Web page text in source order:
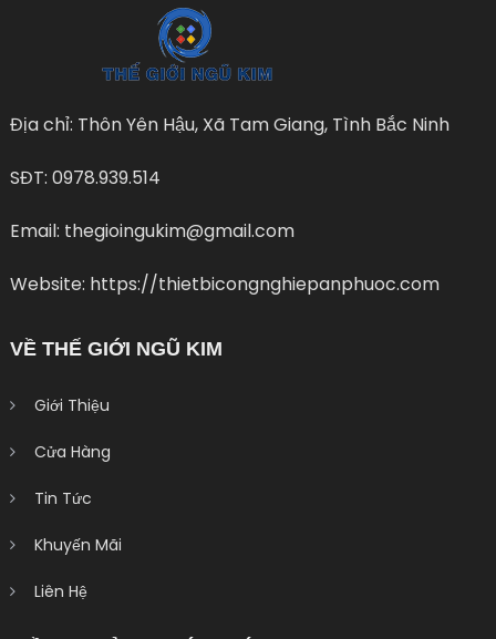
Địa chỉ: Thôn Yên Hậu, Xã Tam Giang, Tình Bắc Ninh
SĐT: 0978.939.514
Email: thegioingukim@gmail.com
Website: https://thietbicongnghiepanphuoc.com
VỀ THẾ GIỚI NGŨ KIM
Giới Thiệu
Cửa Hàng
Tin Tức
Khuyến Mãi
Liên Hệ